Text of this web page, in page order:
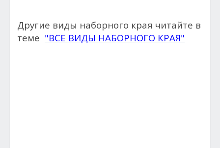
Другие виды наборного края читайте в
теме "ВСЕ ВИДЫ НАБОРНОГО КРАЯ"